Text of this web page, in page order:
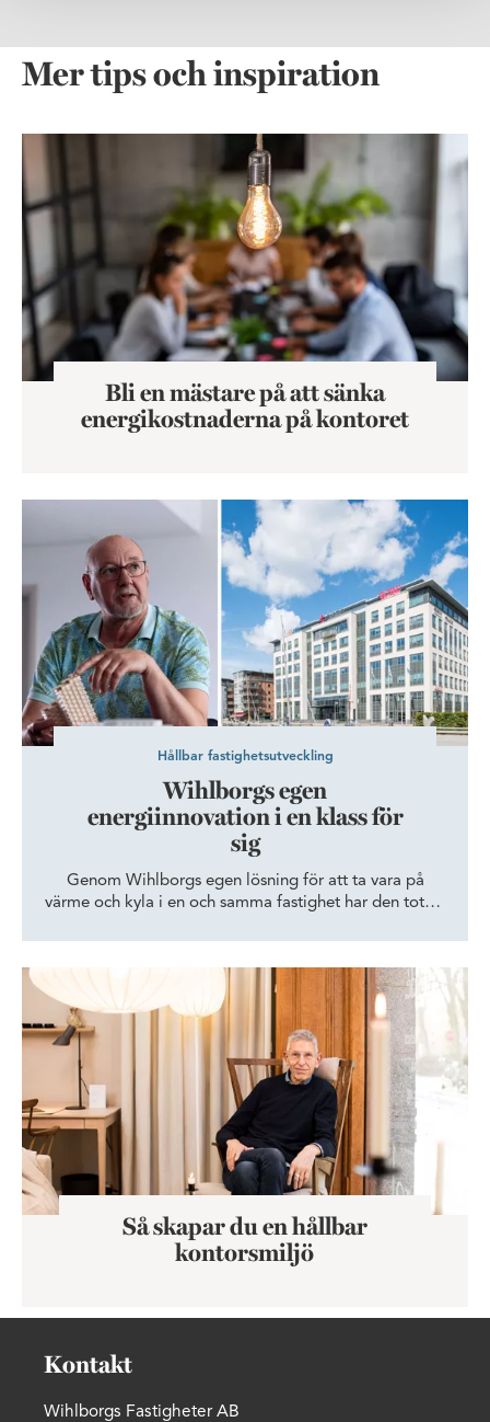
Mer tips och inspiration
Bli en mästare på att sänka energikostnaderna på kontoret
Bli en mästare på att sänka
energikostnaderna på kontoret
Wihlborgs egen energiinnovation i en klass för sig
Hållbar fastighetsutveckling
Wihlborgs egen
energiinnovation i en klass för
sig
Genom Wihlborgs egen lösning för att ta vara på
värme och kyla i en och samma fastighet har den totala
kylvärmepumpen i allt fler Wihlborgsfastigheter.
Så skapar du en hållbar kontorsmiljö
Så skapar du en hållbar
kontorsmiljö
Kontakt
Wihlborgs Fastigheter AB